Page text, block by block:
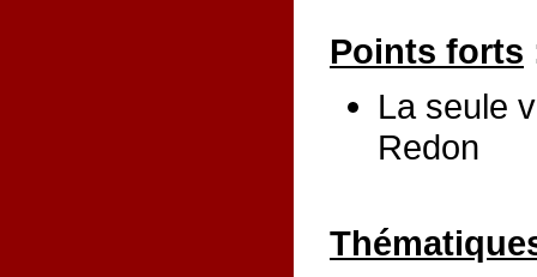
Points forts
La seule
Redon